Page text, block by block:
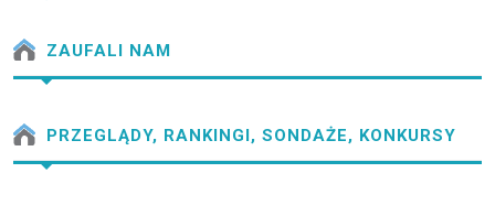
ZAUFALI NAM
PRZEGLĄDY, RANKINGI, SONDAŻE, KONKURSY